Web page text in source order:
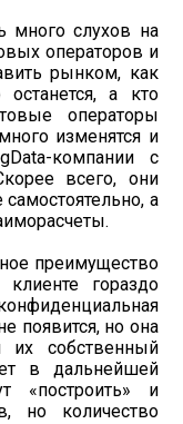
много слухов на
операторов и
рынком, как
а кто
операторы
изменятся и
компании с
всего, они
а
преимущество
гораздо
появится, но она
их собственный
в дальнейшей
«построить» и
но количество